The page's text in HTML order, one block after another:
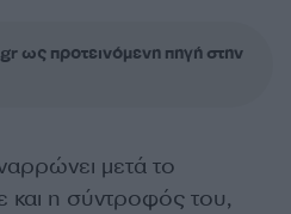
ως προτεινόμενη πηγή στην
μετά το
και η σύντροφός του,